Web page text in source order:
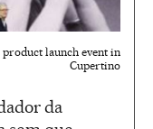
launch event in
Cupertino
da